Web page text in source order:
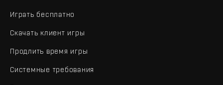
Играть бесплатно
Скачать клиент игры
Продлить время игры
Системные требования